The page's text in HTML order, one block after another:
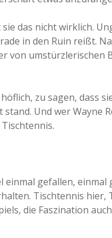
das nicht wirklich.
in den Ruin reißt.
von umstürzlerischen
zu sagen, dass
Und wer Wayne
einmal gefallen,
Tischtennis hier,
die Faszination